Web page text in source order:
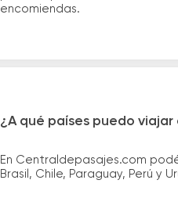
encomiendas.
¿A qué países puedo
En Centraldepasajes.com
Brasil, Chile, Paraguay, Perú y